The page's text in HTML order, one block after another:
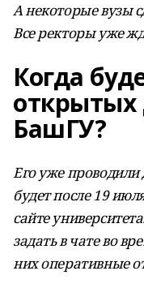
А некоторые вузы
Все ректоры уже
Когда
открытых
БашГУ?
Его уже
будет после 19
сайте
задать в чате во
них оперативные